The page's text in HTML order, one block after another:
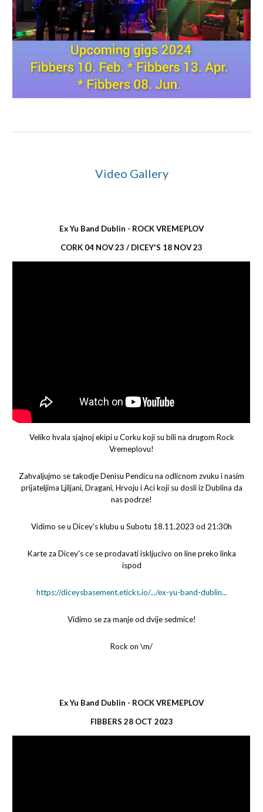
Video Gallery
Ex Yu Band Dublin - ROCK VREMEPLOV
CORK 04 NOV 23 / DICEY'S 18 NOV 23
Veliko hvala sjajnoj ekipi u Corku koji su bili na drugom Rock
Vremeplovu!
Zahvaljujmo se takodje Denisu Pendicu na odlicnom zvuku i nasim
prijateljima Ljiljani, Dragani, Hrvoju i Aci koji su dosli iz Dublina da
nas podrze!
Vidimo se u Dicey's klubu u Subotu 18.11.2023 od 21:30h
Karte za Dicey's ce se prodavati iskljucivo on line preko linka
ispod
https://diceysbasement.eticks.io/.../ex-yu-band-dublin...
Vidimo se za manje od dvije sedmice!
Rock on \m/
Ex Yu Band Dublin - ROCK VREMEPLOV
FIBBERS 28 OCT 2023